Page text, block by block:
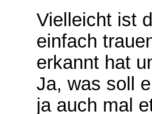
Vielleicht ist
einfach
erkannt hat
Ja, was soll
ja auch mal